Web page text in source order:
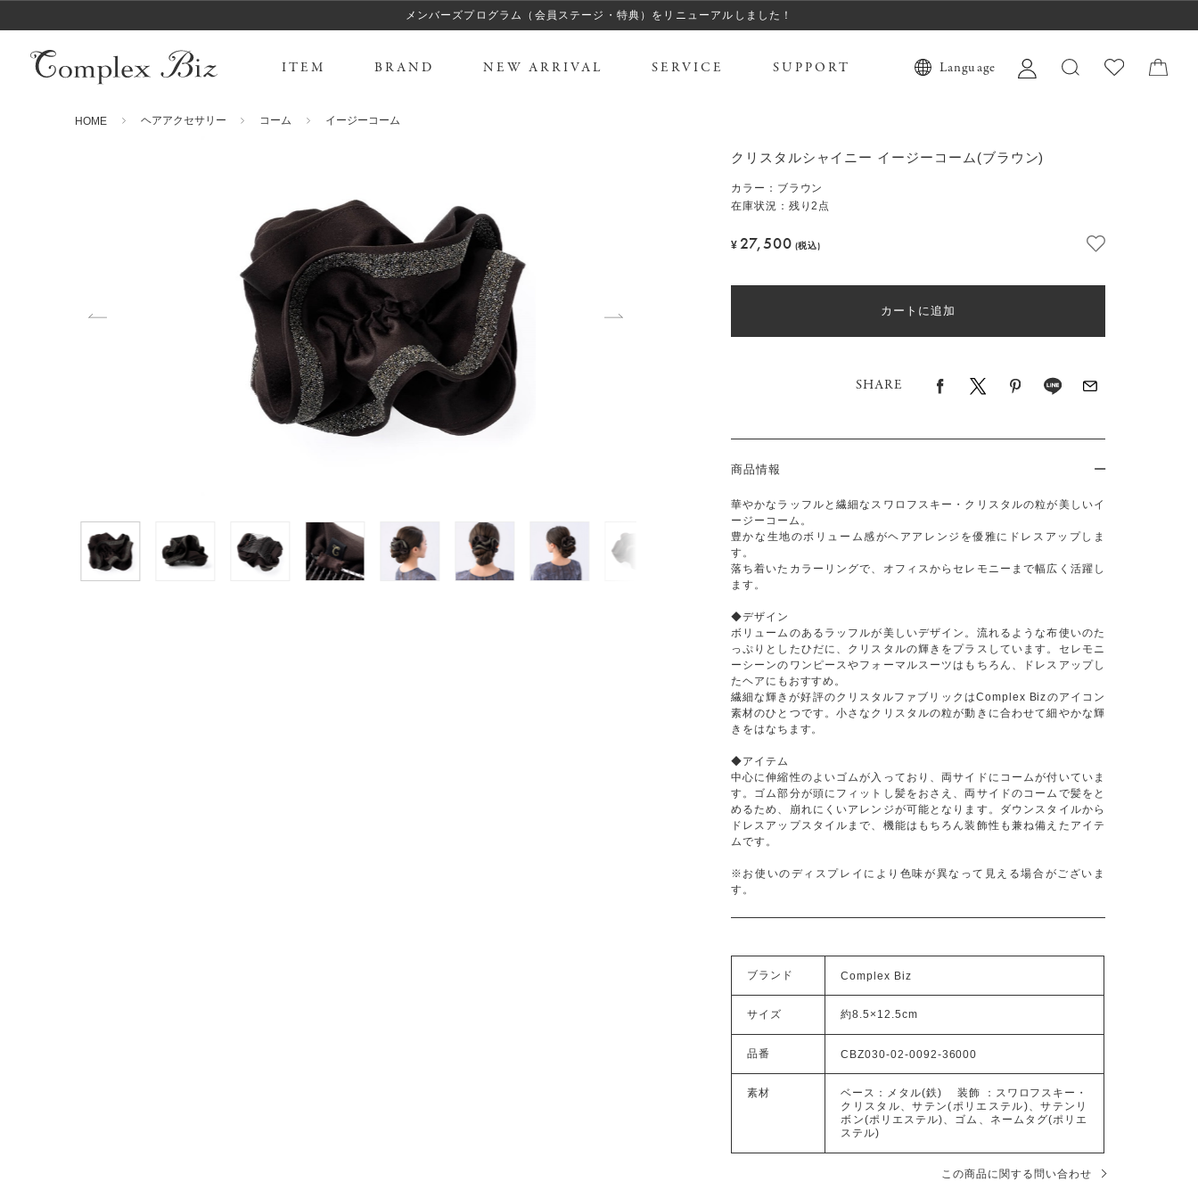
メンバーズプログラム（会員ステージ・特典）をリニューアルしました！
ITEM BRAND NEW ARRIVAL SERVICE SUPPORT Language
HOME ヘアアクセサリー コーム イージーコーム
クリスタルシャイニー イージーコーム(ブラウン)
カラー ： ブラウン
在庫状況：残り2点
¥ 27,500 (税込)
カートに追加
SHARE
商品情報
華やかなラッフルと繊細なスワロフスキー・クリスタルの粒が美しいイ
ージーコーム。
豊かな生地のボリューム感がヘアアレンジを優雅にドレスアップしま
す。
落ち着いたカラーリングで、オフィスからセレモニーまで幅広く活躍し
ます。
◆デザイン
ボリュームのあるラッフルが美しいデザイン。流れるような布使いのた
っぷりとしたひだに、クリスタルの輝きをプラスしています。セレモニ
ーシーンのワンピースやフォーマルスーツはもちろん、ドレスアップし
たヘアにもおすすめ。
繊細な輝きが好評のクリスタルファブリックはComplex Bizのアイコン
素材のひとつです。小さなクリスタルの粒が動きに合わせて細やかな輝
きをはなちます。
◆アイテム
中心に伸縮性のよいゴムが入っており、両サイドにコームが付いていま
す。ゴム部分が頭にフィットし髪をおさえ、両サイドのコームで髪をと
めるため、崩れにくいアレンジが可能となります。ダウンスタイルから
ドレスアップスタイルまで、機能はもちろん装飾性も兼ね備えたアイテ
ムです。
※お使いのディスプレイにより色味が異なって見える場合がございま
す。
ブランド Complex Biz
サイズ 約8.5×12.5cm
品番 CBZ030-02-0092-36000
素材
ベース：メタル(鉄) 装飾 ：スワロフスキー・
クリスタル、サテン(ポリエステル)、サテンリ
ボン(ポリエステル)、ゴム、ネームタグ(ポリエ
ステル)
この商品に関する問い合わせ